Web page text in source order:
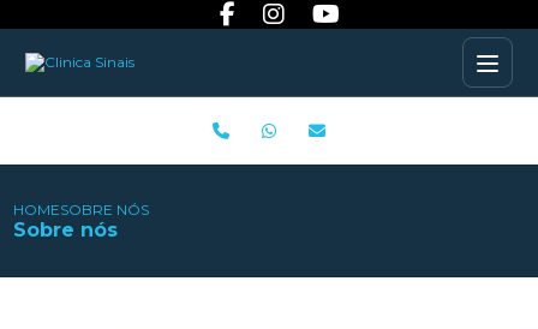
HOMESOBRE NÓS
Sobre nós